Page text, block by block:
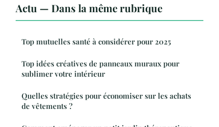
Actu — Dans la même rubrique
Top mutuelles santé à considérer pour 2025
Top idées créatives de panneaux muraux pour
sublimer votre intérieur
Quelles stratégies pour économiser sur les achats
de vêtements ?